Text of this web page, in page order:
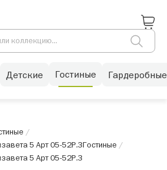
Детские Гостиные Гардеробные
/
5 Арт 05-52Р.3Гостиные /
5 Арт 05-52Р.3